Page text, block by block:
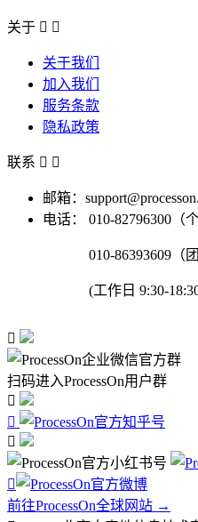
关于  
关于我们
加入我们
服务条款
隐私政策
联系  
邮箱：
电话：
010-82796300（
010-86393609（
(工作日 9:30-

扫码进入ProcessOn用户群




前往ProcessOn全球网站 →